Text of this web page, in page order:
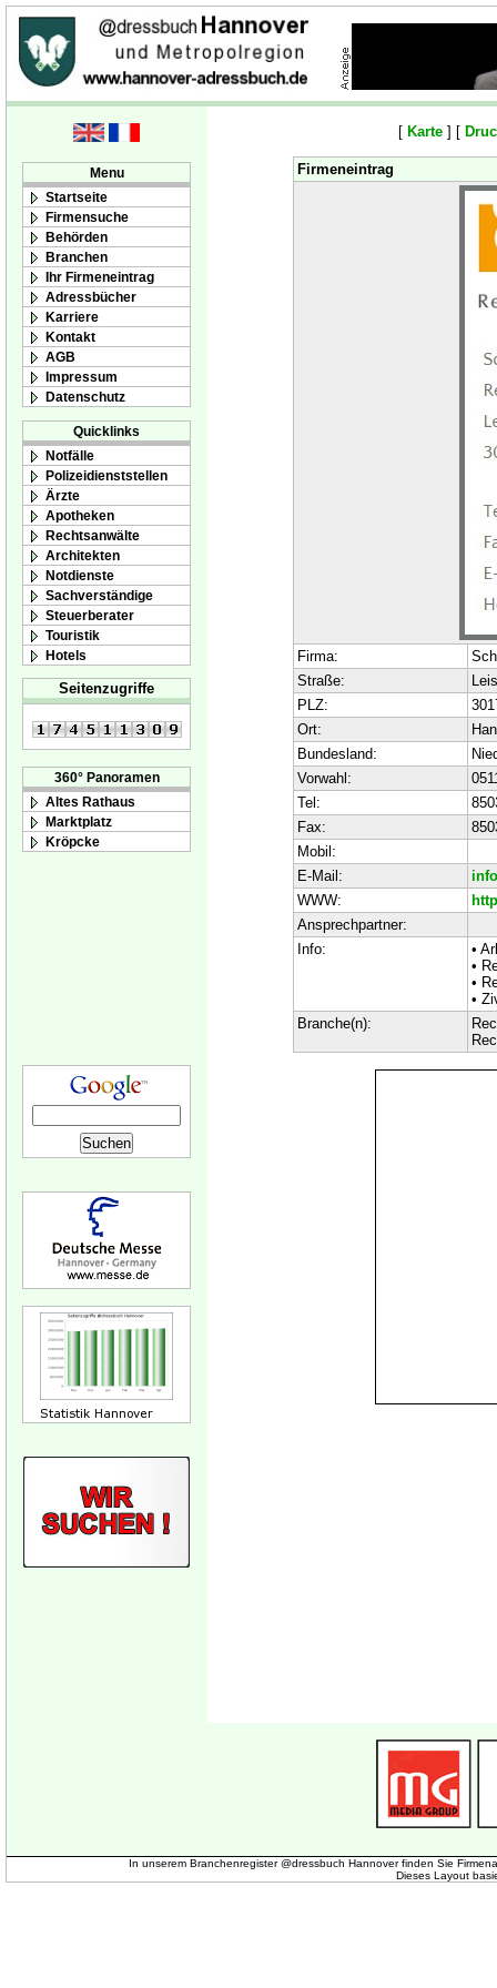
Menu
Startseite
Firmensuche
Behörden
Branchen
Ihr Firmeneintrag
Adressbücher
Karriere
Kontakt
AGB
Impressum
Datenschutz
Quicklinks
Notfälle
Polizeidienststellen
Ärzte
Apotheken
Rechtsanwälte
Architekten
Notdienste
Sachverständige
Steuerberater
Touristik
Hotels
Seitenzugriffe
360° Panoramen
Altes Rathaus
Marktplatz
Kröpcke
[ Karte ] [
Firmeneintrag
Firma:
Straße:
PLZ:
Ort:
Bundesland:
Vorwahl:
Tel:
Fax:
Mobil:
E-Mail:
WWW:
Ansprechpartner:
Info:
•
•
•
•
Branche(n):
In unserem Branchenregister @dressbuch Hannover finden Sie
Dieses Layout